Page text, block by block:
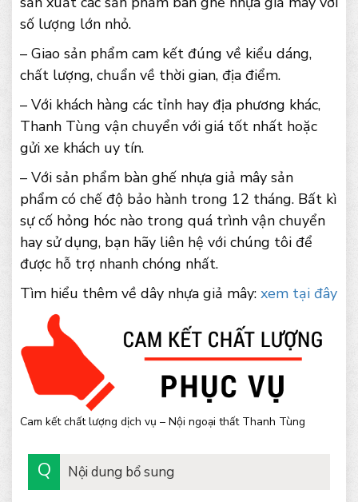
số lượng lớn nhỏ.
– Giao sản phẩm cam kết đúng về kiểu dáng,
chất lượng, chuẩn về thời gian, địa điểm.
– Với khách hàng các tỉnh hay địa phương khác,
Thanh Tùng vận chuyển với giá tốt nhất hoặc
gửi xe khách uy tín.
– Với sản phẩm bàn ghế nhựa giả mây sản
phẩm có chế độ bảo hành trong 12 tháng. Bất kì
sự cố hỏng hóc nào trong quá trình vận chuyển
hay sử dụng, bạn hãy liên hệ với chúng tôi để
được hỗ trợ nhanh chóng nhất.
Tìm hiểu thêm về dây nhựa giả mây: xem tại đây
Cam kết chất lượng dịch vụ – Nội ngoại thất Thanh Tùng
Nội dung bổ sung